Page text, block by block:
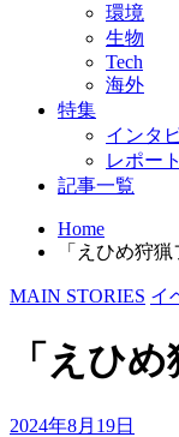
環境
生物
Tech
海外
特集
インタ
レポート
記事一覧
Home
「えひめ狩
MAIN STORIES イ
「えひ
2024年8月19日